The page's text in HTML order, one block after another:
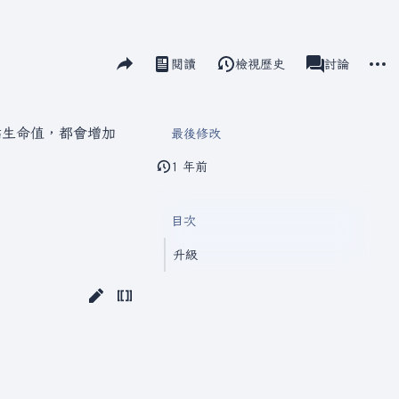
分享此頁面
視圖閱讀 檢視歷史 associated-
瓦爾海姆
討論
命值，都會增加 最後修改
1 年前
目次
升級